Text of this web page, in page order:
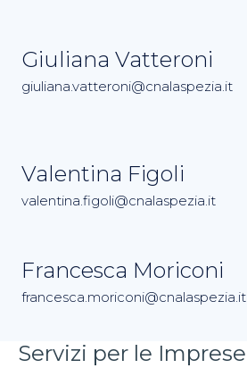
Giuliana Vatteroni
giuliana.vatteroni@cnalaspezia.it
Valentina Figoli
valentina.figoli@cnalaspezia.it
Francesca Moriconi
francesca.moriconi@cnalaspezia.it
Servizi per le Imprese